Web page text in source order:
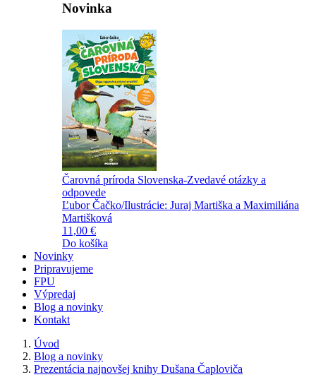
Novinka
Čarovná príroda Slovenska-Zvedavé otázky a
odpovede
Ľubor Čačko/Ilustrácie: Juraj Martiška a Maximiliána
Martišková
11,00 €
Do košíka
Novinky
Pripravujeme
FPU
Výpredaj
Blog a novinky
Kontakt
Úvod
Blog a novinky
Prezentácia najnovšej knihy Dušana Čaploviča